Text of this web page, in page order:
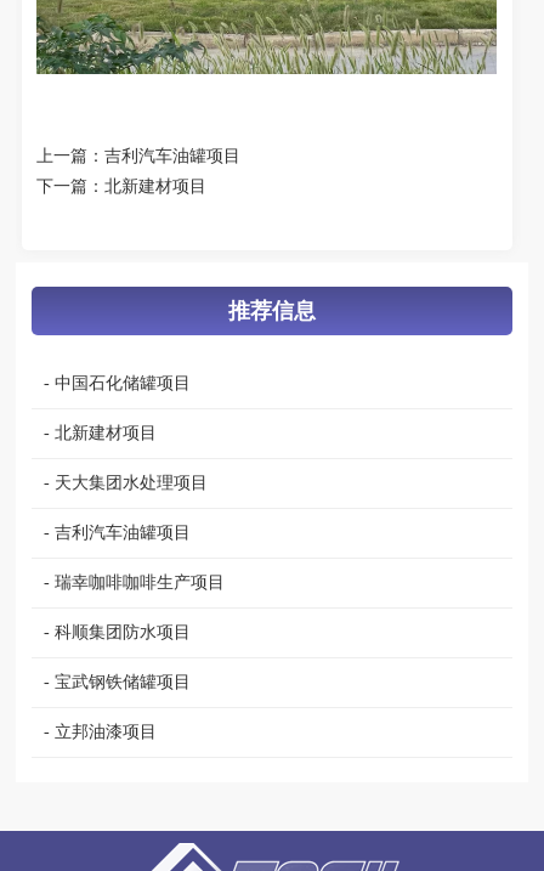
上一篇：吉利汽车油罐项目
下一篇：北新建材项目
推荐信息
- 中国石化储罐项目
2024-10
- 北新建材项目
2024-10
- 天大集团水处理项目
2024-10
- 吉利汽车油罐项目
2024-10
- 瑞幸咖啡咖啡生产项目
2024-10
- 科顺集团防水项目
2024-10
- 宝武钢铁储罐项目
2024-10
- 立邦油漆项目